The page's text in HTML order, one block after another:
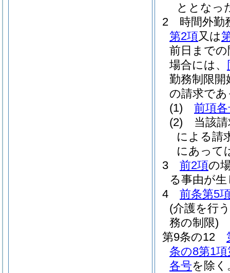
ととなっ
2
時間外勤
第2項又は
前日まで
場合には、
勤務制限
の請求で
(1)
前項
(2)
当該
による請
にあって
3
前2項の
る事由が
4
前条第5
(介護を行
務の制限)
第9条の12
条の8第1
各号を除く